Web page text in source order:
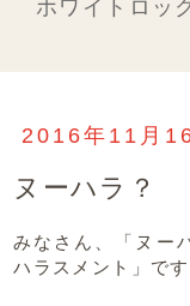
ホワイトロッ
2016年11月
ヌーハラ？
みなさん、「ヌー
ハラスメント」です